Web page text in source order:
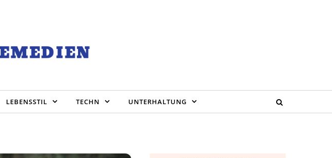
LEBENSSTIL TECHN UNTERHALTUNG